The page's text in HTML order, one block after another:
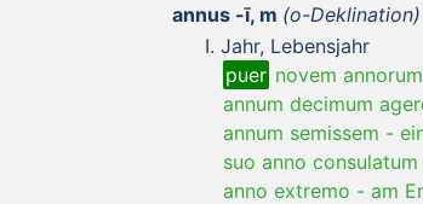
annus -ī, m (o-Deklination)
Jahr, Lebensjahr
puer novem annorum
annum decimum
annum semissem -
suo anno
anno extremo - am